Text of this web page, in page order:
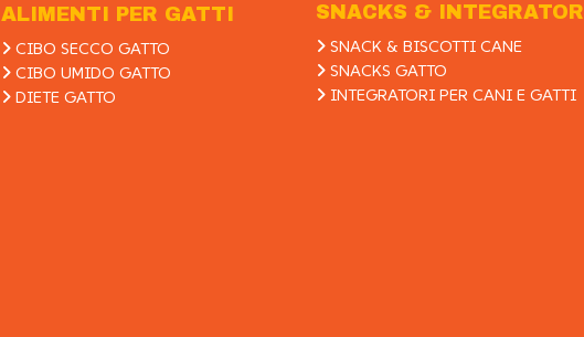
ALIMENTI PER GATTI
CIBO SECCO GATTO
CIBO UMIDO GATTO
DIETE GATTO
SNACKS & INTEGRATORI
SNACK & BISCOTTI CANE
SNACKS GATTO
INTEGRATORI PER CANI E GATTI